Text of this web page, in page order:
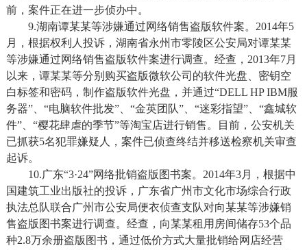
前，案件正在进一步侦办中。
9.湖南谭某某等涉嫌通过网络销售盗版软件案。2014年5
月，根据权利人投诉，湖南省永州市零陵区公安局对谭某某
等涉嫌通过网络销售盗版软件案进行调查。经查，2013年7月
以来，谭某某等分别购买盗版微软公司的软件光盘、密钥空
白标签和密码，制作盗版软件光盘，并通过“DELL HP IBM服
务器”、“电脑软件批发”、“金英团队”、“迷彩指望”、“鑫城软
件”、“樱花肆虐的季节”等淘宝店进行销售。目前，公安机关
已抓获5名犯罪嫌疑人，案件已侦查终结并移送检察机关审查
起诉。
10.广东“3·24”网络批销盗版图书案。2014年3月，根据中
国建筑工业出版社的投诉，广东省广州市文化市场综合行政
执法总队联合广州市公安局便衣侦查支队对向某某等涉嫌销
售盗版图书案进行调查。经查，向某某租用房间储存53个品
种2.8万余册盗版图书，通过低价方式大量批销给网店经营